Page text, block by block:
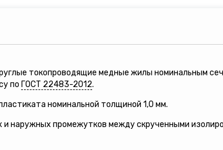
токопроводящие медные жилы номинальным
по ГОСТ 22483-2012.
номинальной толщиной 1,0 мм.
и наружных промежутков между скрученными